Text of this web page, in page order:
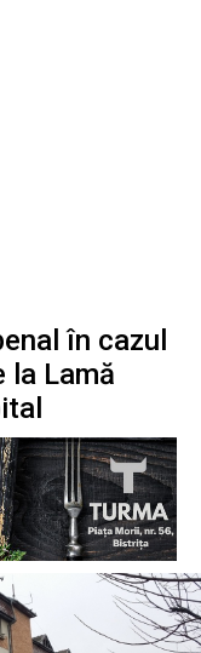
în cazul
la Lamă